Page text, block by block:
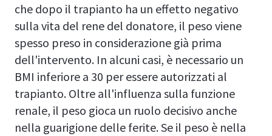
che dopo il trapianto ha un effetto negativo
sulla vita del rene del donatore, il peso viene
spesso preso in considerazione già prima
dell'intervento. In alcuni casi, è necessario un
BMI inferiore a 30 per essere autorizzati al
trapianto. Oltre all'influenza sulla funzione
renale, il peso gioca un ruolo decisivo anche
nella guarigione delle ferite. Se il peso è nella